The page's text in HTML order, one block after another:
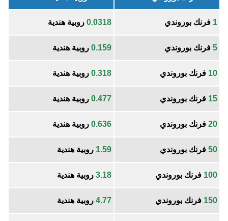
1 فرنك بوروندي 0.0318 روبية هندية
5 فرنك بوروندي 0.159 روبية هندية
10 فرنك بوروندي 0.318 روبية هندية
15 فرنك بوروندي 0.477 روبية هندية
20 فرنك بوروندي 0.636 روبية هندية
50 فرنك بوروندي 1.59 روبية هندية
100 فرنك بوروندي 3.18 روبية هندية
150 فرنك بوروندي 4.77 روبية هندية